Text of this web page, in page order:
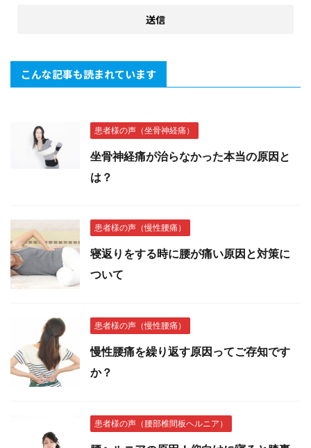
こんな記事も読まれています
患者様の声（坐骨神経痛）
坐骨神経痛が治らなかった本当の原因と
は？
患者様の声（慢性腰痛）
寝返りをする時に腰が痛い原因と対策に
ついて
患者様の声（慢性腰痛）
慢性腰痛を繰り返す原因ってご存知です
か？
患者様の声（腰部椎間板ヘルニア）